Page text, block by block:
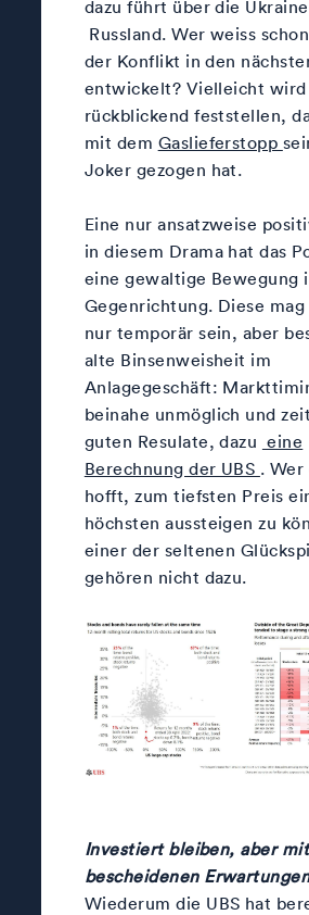
dazu führt über die
Russland. Wer weiss
der Konflikt in den
entwickelt? Vielleicht wird
rückblickend feststellen,
mit dem Gaslieferstopp
Joker gezogen hat.
Eine nur ansatzweise
in diesem Drama hat das
eine gewaltige Bewegung
Gegenrichtung. Diese
nur temporär sein, aber
alte Binsenweisheit im
Anlagegeschäft:
beinahe unmöglich und
guten Resulate, dazu eine
Berechnung der UBS . Wer
hofft, zum tiefsten Preis
höchsten aussteigen zu
einer der seltenen
gehören nicht dazu.
Investiert bleiben, aber mit
bescheidenen
Wiederum die UBS hat